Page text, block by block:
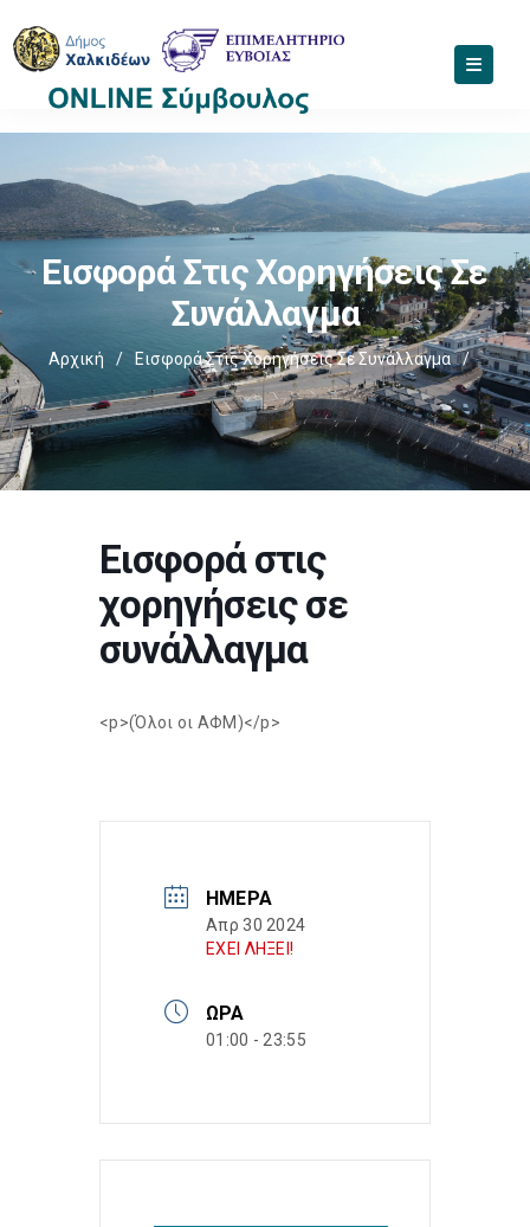
Εισφορά Στις Χορηγήσεις Σε
Συνάλλαγμα
Αρχική / Εισφορά Στις Χορηγήσεις Σε Συνάλλαγμα /
Εισφορά στις
χορηγήσεις σε
συνάλλαγμα
<p>(Όλοι οι ΑΦΜ)</p>
ΗΜΈΡΑ
Απρ 30 2024
ΕΧΕΙ ΛΗΞΕΙ!
ΏΡΑ
01:00 - 23:55